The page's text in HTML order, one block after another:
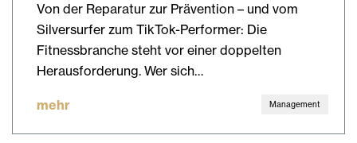
Von der Reparatur zur Prävention – und vom
Silversurfer zum TikTok-Performer: Die
Fitnessbranche steht vor einer doppelten
Herausforderung. Wer sich…
mehr Management